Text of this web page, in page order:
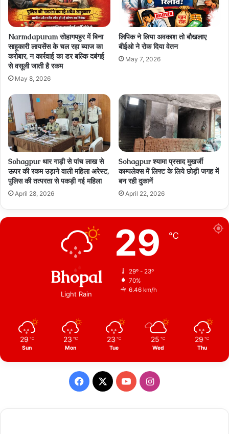
Narmdapuram सोहागपहुर में बिना
साहूकारी लायसेंस के चल रहा ब्‍याज का
करोबार, न कार्रवाई का डर बल्कि दबंगई
से वसूली जाती है रकम
May 8, 2026
लिपिक ने लिया अवकाश तो बौखलाए
बीईओ ने रोक दिया वेतन
May 7, 2026
Sohagpur थार गाड़ी से पांच लाख से
ऊपर की रकम उड़ाने वाली महिला अरेस्ट,
पुलिस की तत्परता से पकड़ी गई महिला
April 28, 2026
Sohagpur श्यामा प्रसाद मुखर्जी
काम्पलेक्स में लिफ्ट के लिये छोड़ी जगह में
बन रही दुकानें
April 22, 2026
Bhopal
Light Rain
29 ℃
29º - 23º
70%
6.46 km/h
29 ℃
Sun
23 ℃
Mon
23 ℃
Tue
25 ℃
Wed
29 ℃
Thu
Facebook
X YouTubeInstagram